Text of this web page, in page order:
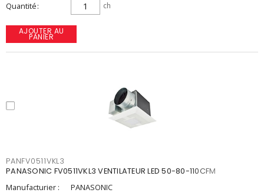
Quantité ch
AJOUTER AU
PANIER
PANFV0511VKL3
PANASONIC FV0511VKL3 VENTILATEUR LED 50-80-110CFM
Manufacturier :
PANASONIC